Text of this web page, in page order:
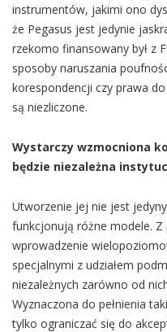
instrumentów, jakimi ono
że Pegasus jest jedynie
rzekomo finansowany był z
sposoby naruszania
korespondencji czy prawa
są niezliczone.
Wystarczy wzmocniona
będzie niezależna
Utworzenie jej nie jest
funkcjonują różne modele.
wprowadzenie
specjalnymi z udziałem
niezależnych zarówno od
Wyznaczona do pełnienia
tylko ograniczać się do